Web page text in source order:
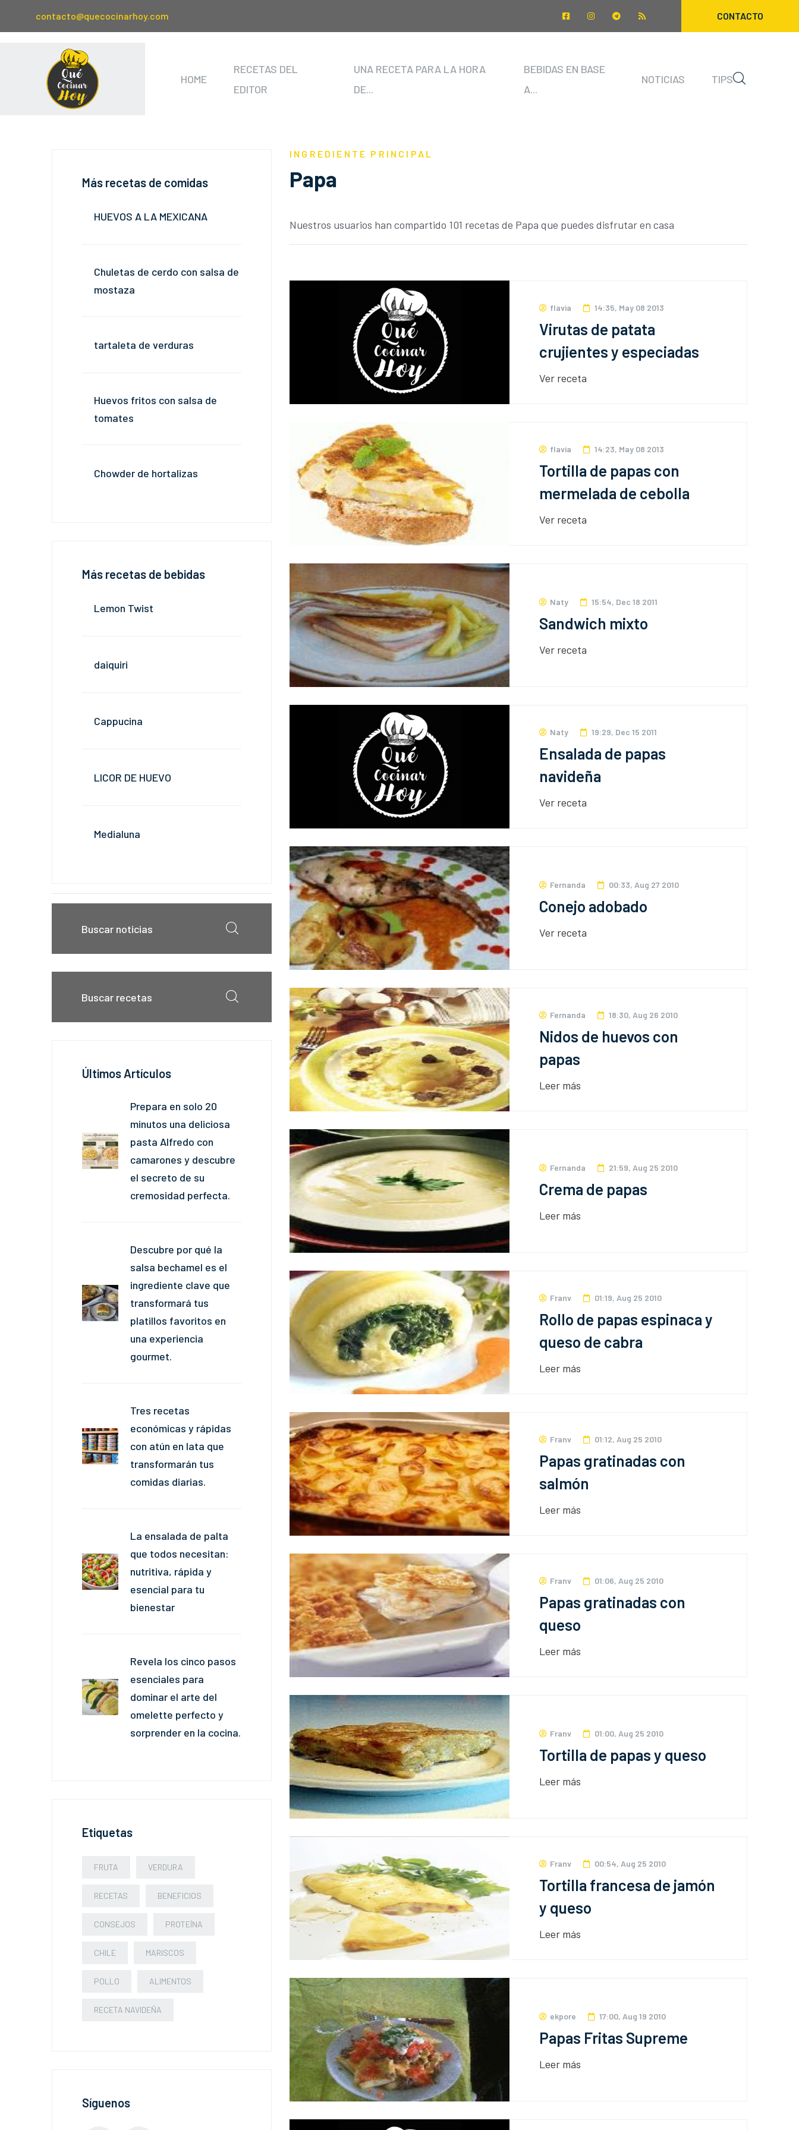
contacto@quecocinarhoy.com CONTACTO
HOME
RECETAS DEL
EDITOR
UNA RECETA PARA LA HORA
DE...
BEBIDAS EN BASE
A...
NOTICIAS TIPS
Más recetas de comidas
HUEVOS A LA MEXICANA
Chuletas de cerdo con salsa de
mostaza
tartaleta de verduras
Huevos fritos con salsa de
tomates
Chowder de hortalizas
Más recetas de bebidas
Lemon Twist
daiquiri
Cappucina
LICOR DE HUEVO
Medialuna
Últimos Artículos
Prepara en solo 20
minutos una deliciosa
pasta Alfredo con
camarones y descubre
el secreto de su
cremosidad perfecta.
Descubre por qué la
salsa bechamel es el
ingrediente clave que
transformará tus
platillos favoritos en
una experiencia
gourmet.
Tres recetas
económicas y rápidas
con atún en lata que
transformarán tus
comidas diarias.
La ensalada de palta
que todos necesitan:
nutritiva, rápida y
esencial para tu
bienestar
Revela los cinco pasos
esenciales para
dominar el arte del
omelette perfecto y
sorprender en la cocina.
Etiquetas
FRUTA VERDURA
RECETAS BENEFICIOS
CONSEJOS PROTEÍNA
CHILE MARISCOS
POLLO ALIMENTOS
RECETA NAVIDEÑA
Síguenos
INGREDIENTE PRINCIPAL
Papa
Nuestros usuarios han compartido 101 recetas de Papa que puedes disfrutar en casa
flavia 14:35, May 08 2013
Virutas de patata
crujientes y especiadas
Ver receta
flavia 14:23, May 08 2013
Tortilla de papas con
mermelada de cebolla
Ver receta
Naty 15:54, Dec 18 2011
Sandwich mixto
Ver receta
Naty 19:29, Dec 15 2011
Ensalada de papas
navideña
Ver receta
Fernanda 00:33, Aug 27 2010
Conejo adobado
Ver receta
Fernanda 18:30, Aug 26 2010
Nidos de huevos con
papas
Leer más
Fernanda 21:59, Aug 25 2010
Crema de papas
Leer más
Franv 01:19, Aug 25 2010
Rollo de papas espinaca y
queso de cabra
Leer más
Franv 01:12, Aug 25 2010
Papas gratinadas con
salmón
Leer más
Franv 01:06, Aug 25 2010
Papas gratinadas con
queso
Leer más
Franv 01:00, Aug 25 2010
Tortilla de papas y queso
Leer más
Franv 00:54, Aug 25 2010
Tortilla francesa de jamón
y queso
Leer más
ekpore 17:00, Aug 19 2010
Papas Fritas Supreme
Leer más